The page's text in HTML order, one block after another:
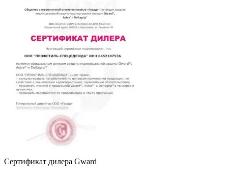
Сертификат дилера Gward